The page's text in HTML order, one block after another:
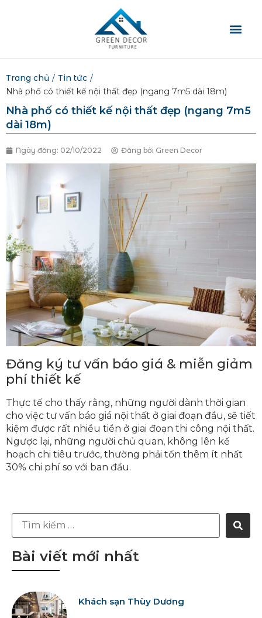
Trang chủ / Tin tức /
Nhà phố có thiết kế nội thất đẹp (ngang 7m5 dài 18m)
Nhà phố có thiết kế nội thất đẹp (ngang 7m5
dài 18m)
Ngày đăng: 02/10/2022 Đăng bởi Green Decor
Đăng ký tư vấn báo giá & miễn giảm
phí thiết kế
Thực tế cho thấy rằng, những người dành thời gian
cho việc tư vấn báo giá nội thất ở giai đoạn đầu, sẽ tiết
kiệm được rất nhiều tiền ở giai đoạn thi công nội thất.
Ngược lại, những người chủ quan, không lên kế
hoạch chi tiêu trước, thường phải tốn thêm ít nhất
30% chi phí so với ban đầu.
Bài viết mới nhất
Khách sạn Thùy Dương